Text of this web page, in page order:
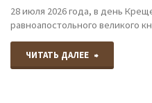
28 июля 2026 года, в день
равноапостольного великого
ЧИТАТЬ ДАЛЕЕ "Епископ